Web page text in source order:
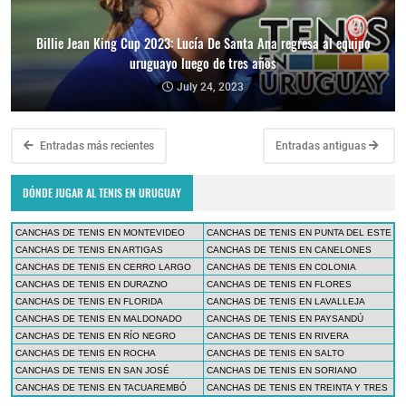
Billie Jean King Cup 2023: Lucía De Santa Ana regresa al equipo
uruguayo luego de tres años
July 24, 2023
Entradas más recientes Entradas antiguas
DÓNDE JUGAR AL TENIS EN URUGUAY
CANCHAS DE TENIS EN MONTEVIDEO
CANCHAS DE TENIS EN PUNTA DEL ESTE
CANCHAS DE TENIS EN ARTIGAS
CANCHAS DE TENIS EN CANELONES
CANCHAS DE TENIS EN CERRO LARGO
CANCHAS DE TENIS EN COLONIA
CANCHAS DE TENIS EN DURAZNO
CANCHAS DE TENIS EN FLORES
CANCHAS DE TENIS EN FLORIDA
CANCHAS DE TENIS EN LAVALLEJA
CANCHAS DE TENIS EN MALDONADO
CANCHAS DE TENIS EN PAYSANDÚ
CANCHAS DE TENIS EN RÍO NEGRO
CANCHAS DE TENIS EN RIVERA
CANCHAS DE TENIS EN ROCHA
CANCHAS DE TENIS EN SALTO
CANCHAS DE TENIS EN SAN JOSÉ
CANCHAS DE TENIS EN SORIANO
CANCHAS DE TENIS EN TACUAREMBÓ
CANCHAS DE TENIS EN TREINTA Y TRES